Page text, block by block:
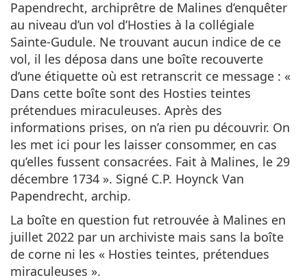
Papendrecht, archiprêtre de Malines d’enquêter
au niveau d’un vol d’Hosties à la collégiale
Sainte-Gudule. Ne trouvant aucun indice de ce
vol, il les déposa dans une boîte recouverte
d’une étiquette où est retranscrit ce message : «
Dans cette boîte sont des Hosties teintes
prétendues miraculeuses. Après des
informations prises, on n’a rien pu découvrir. On
les met ici pour les laisser consommer, en cas
qu’elles fussent consacrées. Fait à Malines, le 29
décembre 1734 ». Signé C.P. Hoynck Van
Papendrecht, archip.
La boîte en question fut retrouvée à Malines en
juillet 2022 par un archiviste mais sans la boîte
de corne ni les « Hosties teintes, prétendues
miraculeuses ».